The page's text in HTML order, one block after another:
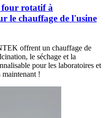
four rotatif à
le chauffage de l'usine
offrent un chauffage de
le séchage et la
pour les laboratoires et
!